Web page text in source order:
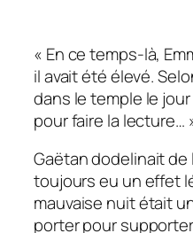
« En ce temps-là,
il avait été élevé.
dans le temple le
pour faire la lecture…
Gaëtan dodelinait de
toujours eu un effet
mauvaise nuit était
porter pour